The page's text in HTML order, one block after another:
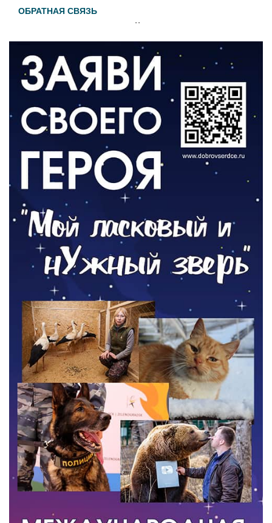
ОБРАТНАЯ СВЯЗЬ
ВЛАСТЬ
День памяти и «Симфония народов»
06.08.2026
Новый настил на экотропе
05.08.2026